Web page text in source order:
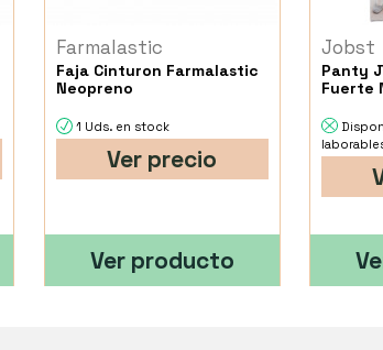
Farmalastic
Faja Cinturon Farmalastic
Neopreno
1 Uds. en stock
Ver precio
Ver producto
Jobst
Panty
Fuerte